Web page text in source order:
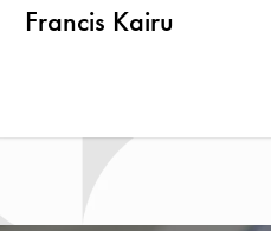
Brenda Osoro